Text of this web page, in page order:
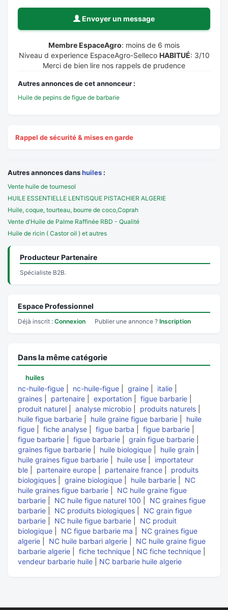
Envoyer un message
Membre EspaceAgro: moins de 6 mois
Niveau d experience EspaceAgro-Selleco HABITUÉ: 3/10
Merci de bien lire nos rappels de prudence
Autres annonces de cet annonceur :
Huile de pepins de figue de barbarie
Rappel de sécurité & mises en garde
Autres annonces danshuiles :
Vente huile de tournesol
HUILE ESSENTIELLE LENTISQUE PISTACHIER ALGERIE
Huile, coque, tourteau, bourre de coco,Coprah
Vente d'Huile de Palme Raffinée RBD - Qualité
Huile de ricin ( Castor oil ) et autres
Producteur Partenaire
Spécialiste B2B.
Espace Professionnel
Déjà inscrit : Connexion Publier une annonce ? Inscription
Dans la même catégorie
huiles
nc-huile-figue nc-huile-figue graine italie
graines
partenaire exportation figue barbarie
produit naturel
analyse microbio produits naturels
huile figue barbarie
huile graine figue barbarie
huile
figue
fiche analyse figue barba figue barbarie
figue barbarie
figue barbarie grain figue barbarie
graines figue barbarie
huile biologique huile grain
huile graines figue barbarie
huile use
importateur
ble
partenaire europe partenaire france
produits
biologiques
graine biologique huile barbarie
NC
huile graines figue barbarie
NC huile graine figue
barbarie
NC huile figue naturel 100
NC graines figue
barbarie
NC produits biologiques
NC grain figue
barbarie
NC huile figue barbarie
NC produit
biologique
NC figue barbarie ma
NC graines figue
algerie
NC huile barbari algerie
NC huile graine figue
barbarie algerie
fiche technique NC fiche technique
vendeur barbarie huile
NC barbarie huile algerie